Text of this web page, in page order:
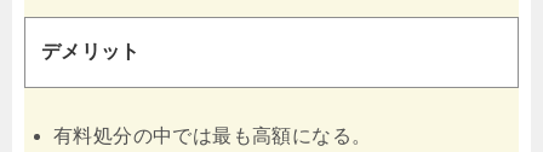
デメリット
有料処分の中では最も高額になる。